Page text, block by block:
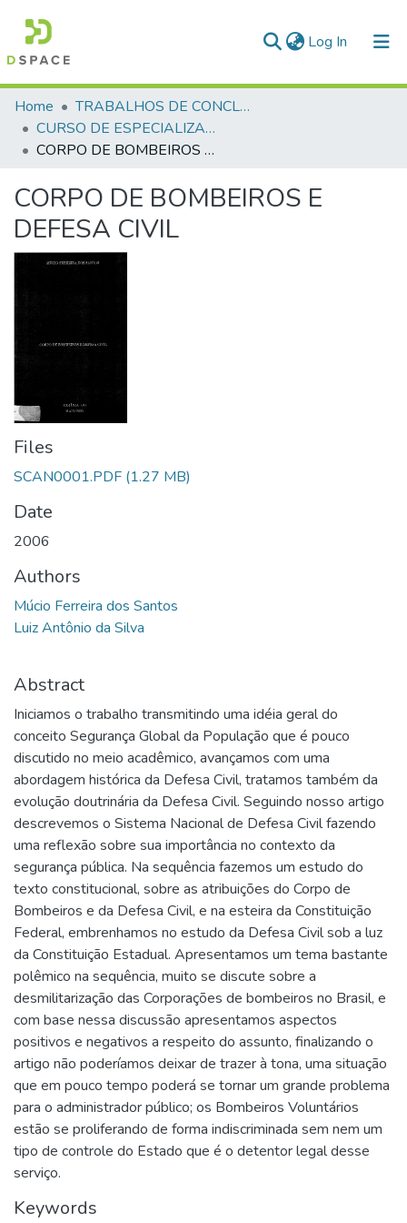
Log In (current)
Communities & Collections
All of DSpace
Home
TRABALHOS DE CONCLUSÃO DE CURSO - CAESP (CURSO DE ESPECIALIZAÇÃO EM ALTOS ESTUDOS EM SEGURANÇA PÚBLICA)
CURSO DE ESPECIALIZAÇÃO EM ALTOS ESTUDOS EM SEGURANÇA PÚBLICA - CAESP - 2006
CORPO DE BOMBEIROS E DEFESA CIVIL
CORPO DE BOMBEIROS E
DEFESA CIVIL
Files
SCAN0001.PDF (1.27 MB)
Date
2006
Authors
Múcio Ferreira dos Santos
Luiz Antônio da Silva
Abstract
Iniciamos o trabalho transmitindo uma idéia geral do
conceito Segurança Global da População que é pouco
discutido no meio acadêmico, avançamos com uma
abordagem histórica da Defesa Civil, tratamos também da
evolução doutrinária da Defesa Civil. Seguindo nosso artigo
descrevemos o Sistema Nacional de Defesa Civil fazendo
uma reflexão sobre sua importância no contexto da
segurança pública. Na sequência fazemos um estudo do
texto constitucional, sobre as atribuições do Corpo de
Bombeiros e da Defesa Civil, е na esteira da Constituição
Federal, embrenhamos no estudo da Defesa Civil sob a luz
da Constituição Estadual. Apresentamos um tema bastante
polêmico na sequência, muito se discute sobre a
desmilitarização das Corporações de bombeiros no Brasil, e
com base nessa discussão apresentamos aspectos
positivos e negativos a respeito do assunto, finalizando o
artigo não poderíamos deixar de trazer à tona, uma situação
que em pouco tempo poderá se tornar um grande problema
para o administrador público; os Bombeiros Voluntários
estão se proliferando de forma indiscriminada sem nem um
tipo de controle do Estado que é o detentor legal desse
serviço.
Keywords